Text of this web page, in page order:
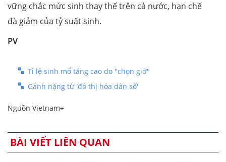
vững chắc mức sinh thay thế trên cả nước, hạn chế
đà giảm của tỷ suất sinh.
PV
Tỉ lệ sinh mổ tăng cao do "chọn giờ"
Gánh nặng từ 'đô thị hóa dân số'
Nguồn Vietnam+
BÀI VIẾT LIÊN QUAN